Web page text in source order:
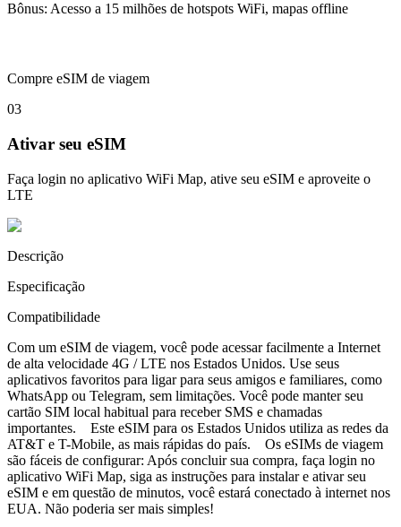
Bônus: Acesso a 15 milhões de hotspots WiFi, mapas offline
Compre eSIM de viagem
03
Ativar seu eSIM
Faça login no aplicativo WiFi Map, ative seu eSIM e aproveite o
LTE
Descrição
Especificação
Compatibilidade
Com um eSIM de viagem, você pode acessar facilmente a Internet
de alta velocidade 4G / LTE nos Estados Unidos. Use seus
aplicativos favoritos para ligar para seus amigos e familiares, como
WhatsApp ou Telegram, sem limitações. Você pode manter seu
cartão SIM local habitual para receber SMS e chamadas
importantes. Este eSIM para os Estados Unidos utiliza as redes da
AT&T e T-Mobile, as mais rápidas do país. Os eSIMs de viagem
são fáceis de configurar: Após concluir sua compra, faça login no
aplicativo WiFi Map, siga as instruções para instalar e ativar seu
eSIM e em questão de minutos, você estará conectado à internet nos
EUA. Não poderia ser mais simples!